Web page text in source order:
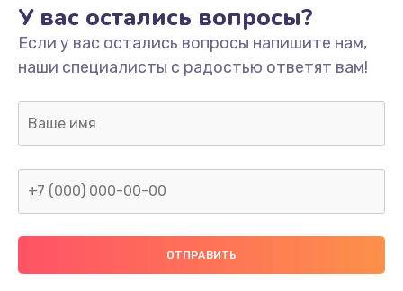
Замена стекла
990 руб.
Заказать
Замена датчика приближения
890 руб.
У вас остались вопросы?
Если у вас остались вопросы напишите нам,
наши специалисты с радостью ответят вам!